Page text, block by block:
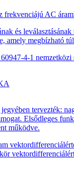
AC
és
amely megbízható
4-1
tervezték:
Elsődleges
működve.